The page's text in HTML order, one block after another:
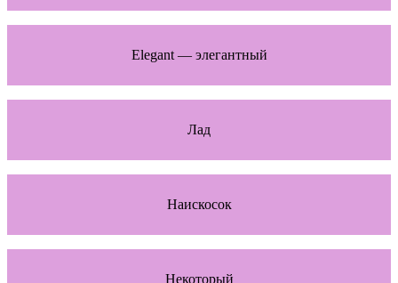
Elegant — элегантный
Лад
Наискосок
Некоторый